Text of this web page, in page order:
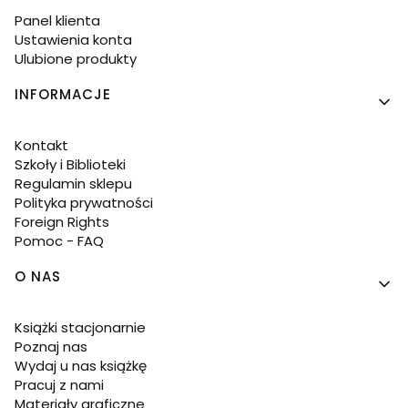
Panel klienta
Ustawienia konta
Ulubione produkty
INFORMACJE
Kontakt
Szkoły i Biblioteki
Regulamin sklepu
Polityka prywatności
Foreign Rights
Pomoc - FAQ
O NAS
Książki stacjonarnie
Poznaj nas
Wydaj u nas książkę
Pracuj z nami